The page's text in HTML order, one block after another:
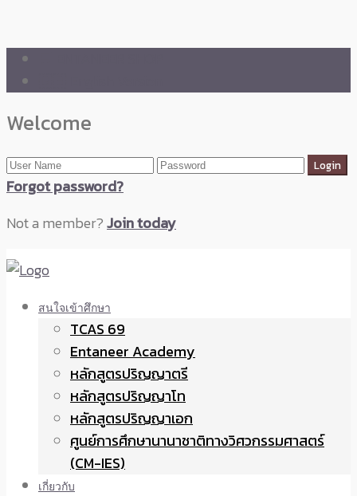
Welcome
Forgot password?
Not a member?Join today
สนใจเข้าศึกษา
TCAS 69
Entaneer Academy
หลักสูตรปริญญาตรี
หลักสูตรปริญญาโท
หลักสูตรปริญญาเอก
ศูนย์การศึกษานานาชาติทางวิศวกรรมศาสตร์
(CM-IES)
เกี่ยวกับ